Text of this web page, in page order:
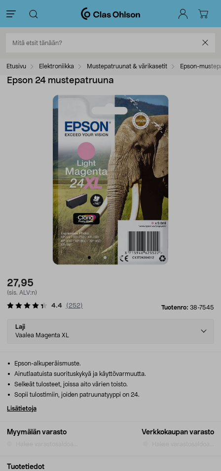
Etusivu Elektroniikka Mustepatruunat & värikasetit Epson-
Epson 24 mustepatruuna
27,95
(sis. ALV:n)
Tuotenro: 38-7545
4.4 ( 252)
Select
variant
Laji
Vaalea Magenta XL
Myymälän varasto Verkkokaupan varasto
Epson-alkuperäismuste.
Ainutlaatuista suorituskykyä ja käyttövarmuutta.
Selkeät tulosteet, joissa aito värien toisto.
Sopii tulostimiin, joiden patruunatyyppi on 24.
Lisätietoja
Tuotetiedot